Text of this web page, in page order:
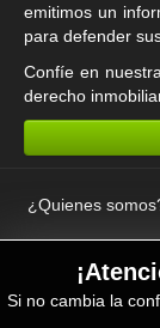
Si no cambia la
emitimos un
para defender
Confíe en
derecho
¿Quienes